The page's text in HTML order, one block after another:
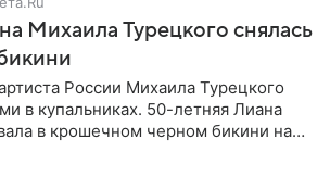
Михаила Турецкого снялась
России Михаила Турецкого
в купальниках. 50-летняя Лиана
в крошечном черном бикини на